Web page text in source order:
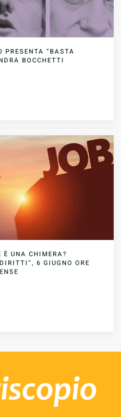
PRESENTA “BASTA
BOCCHETTI
UNA CHIMERA?
6 GIUGNO ORE